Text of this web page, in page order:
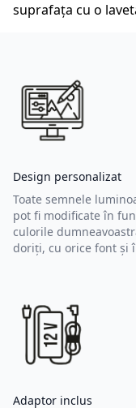
suprafața cu o
Design personalizat
Toate semnele
pot fi modificate în
culorile
doriți, cu orice font și
Adaptor inclus